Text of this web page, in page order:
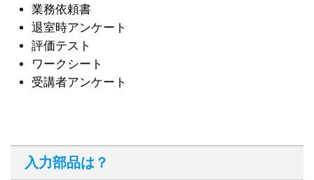
業務依頼書
退室時アンケート
評価テスト
ワークシート
受講者アンケート
入力部品は？